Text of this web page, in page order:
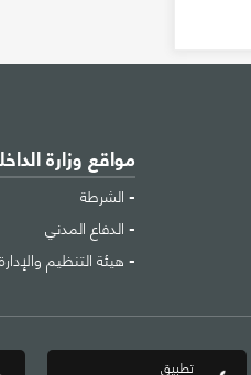
مواقع وزارة
الشرطة
الدفاع المدني
هيئة التنظيم والإدارة
تطبيق